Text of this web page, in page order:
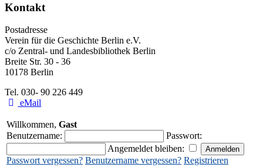
Kontakt
Postadresse
Verein für die Geschichte Berlin e.V.
c/o Zentral- und Landesbibliothek Berlin
Breite Str. 30 - 36
10178 Berlin
Tel. 030- 90 226 449
eMail
Willkommen, Gast
Benutzername:
Passwort:
Angemeldet bleiben:
Passwort vergessen? Benutzername vergessen? Registrieren